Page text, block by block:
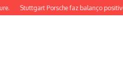
Stuttgart Porsche faz balanço positivo